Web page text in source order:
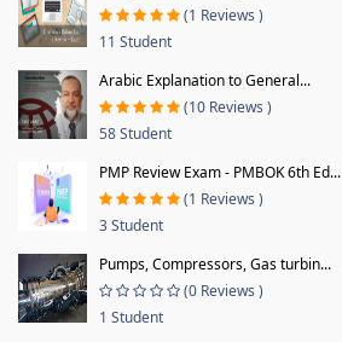
(1 Reviews )
11 Student
Arabic Explanation to General...
(10 Reviews )
58 Student
PMP Review Exam - PMBOK 6th Ed...
(1 Reviews )
3 Student
Pumps, Compressors, Gas turbin...
(0 Reviews )
1 Student